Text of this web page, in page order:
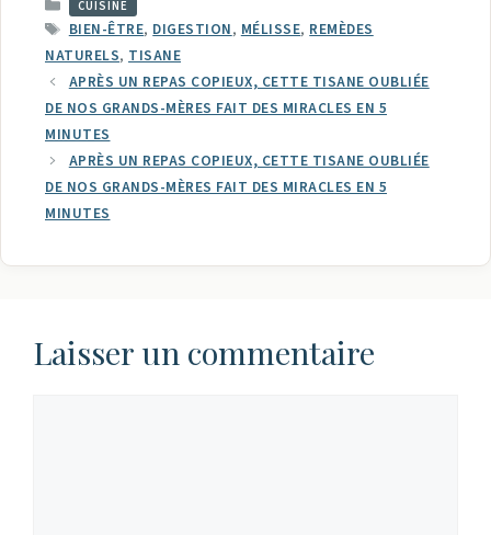
CATÉGORIES
CUISINE
ÉTIQUETTES
BIEN-ÊTRE, DIGESTION, MÉLISSE, REMÈDES
NATURELS, TISANE
APRÈS UN REPAS COPIEUX, CETTE TISANE OUBLIÉE
DE NOS GRANDS-MÈRES FAIT DES MIRACLES EN 5
MINUTES
APRÈS UN REPAS COPIEUX, CETTE TISANE OUBLIÉE
DE NOS GRANDS-MÈRES FAIT DES MIRACLES EN 5
MINUTES
Laisser un commentaire